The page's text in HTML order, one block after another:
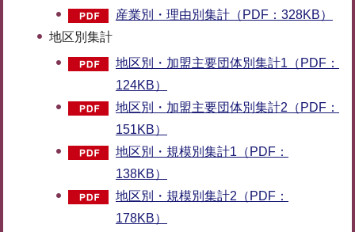
産業別・理由別集計（PDF：328KB）
地区別集計
地区別・加盟主要団体別集計1（PDF：
124KB）
地区別・加盟主要団体別集計2（PDF：
151KB）
地区別・規模別集計1（PDF：
138KB）
地区別・規模別集計2（PDF：
178KB）